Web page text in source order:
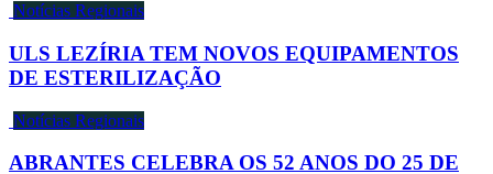
Notícias Regionais
ULS LEZÍRIA TEM NOVOS EQUIPAMENTOS
DE ESTERILIZAÇÃO
Notícias Regionais
ABRANTES CELEBRA OS 52 ANOS DO 25 DE